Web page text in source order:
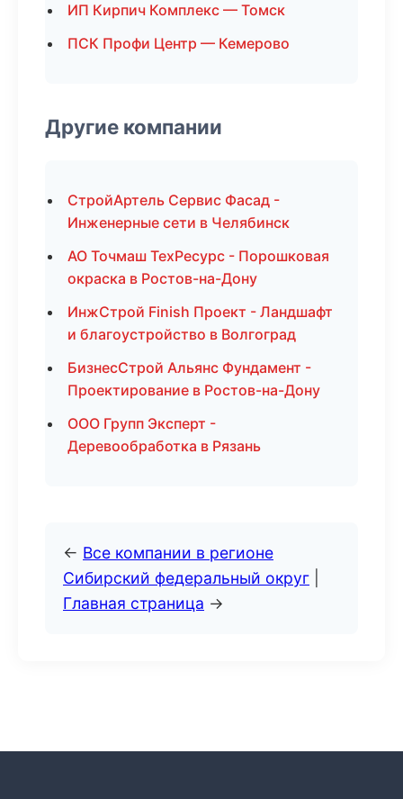
ИП Кирпич Комплекс — Томск
ПСК Профи Центр — Кемерово
Другие компании
СтройАртель Сервис Фасад -
Инженерные сети в Челябинск
АО Точмаш ТехРесурс - Порошковая
окраска в Ростов-на-Дону
ИнжСтрой Finish Проект - Ландшафт
и благоустройство в Волгоград
БизнесСтрой Альянс Фундамент -
Проектирование в Ростов-на-Дону
ООО Групп Эксперт -
Деревообработка в Рязань
← Все компании в регионе
Сибирский федеральный округ
Главная страница →